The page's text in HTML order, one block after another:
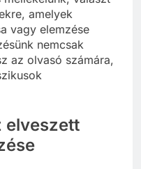
amelyek
vagy elemzése
nemcsak
az olvasó számára,
elveszett